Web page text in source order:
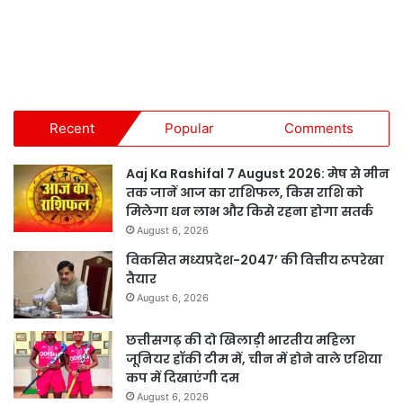
Recent Popular Comments
Aaj Ka Rashifal 7 August 2026: मेष से मीन
तक जानें आज का राशिफल, किस राशि को
मिलेगा धन लाभ और किसे रहना होगा सतर्क
August 6, 2026
विकसित मध्यप्रदेश-2047’ की वित्तीय रूपरेखा
तैयार
August 6, 2026
छत्तीसगढ़ की दो खिलाड़ी भारतीय महिला
जूनियर हॉकी टीम में, चीन में होने वाले एशिया
कप में दिखाएंगी दम
August 6, 2026